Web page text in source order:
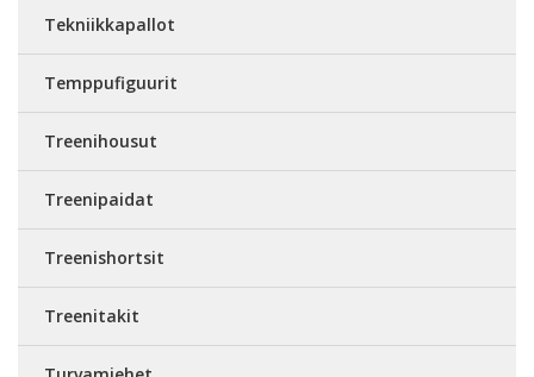
Tekniikkapallot
Temppufiguurit
Treenihousut
Treenipaidat
Treenishortsit
Treenitakit